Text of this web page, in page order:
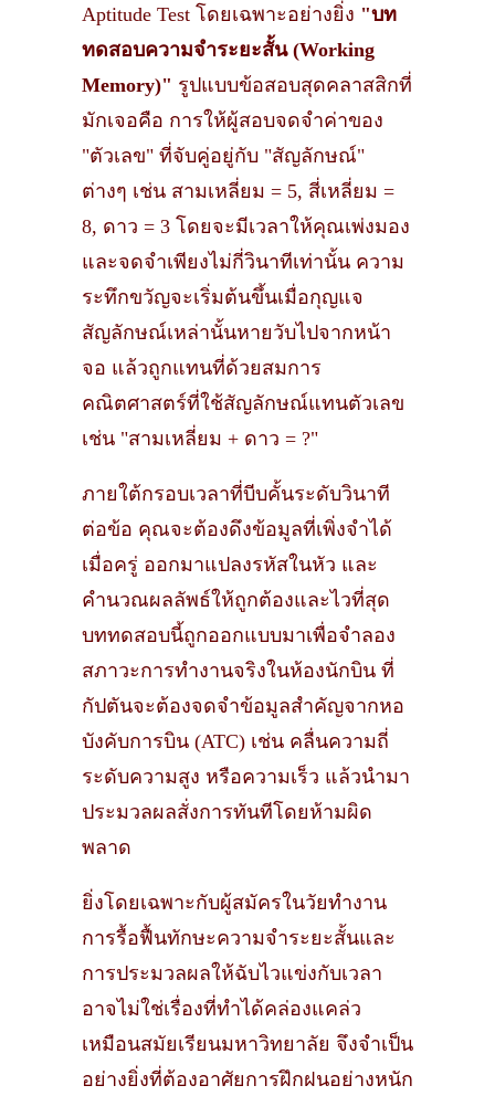
Aptitude Test โดยเฉพาะอย่างยิ่ง "บท
ทดสอบความจำระยะสั้น (Working
Memory)" รูปแบบข้อสอบสุดคลาสสิกที่
มักเจอคือ การให้ผู้สอบจดจำค่าของ
"ตัวเลข" ที่จับคู่อยู่กับ "สัญลักษณ์"
ต่างๆ เช่น สามเหลี่ยม = 5, สี่เหลี่ยม =
8, ดาว = 3 โดยจะมีเวลาให้คุณเพ่งมอง
และจดจำเพียงไม่กี่วินาทีเท่านั้น ความ
ระทึกขวัญจะเริ่มต้นขึ้นเมื่อกุญแจ
สัญลักษณ์เหล่านั้นหายวับไปจากหน้า
จอ แล้วถูกแทนที่ด้วยสมการ
คณิตศาสตร์ที่ใช้สัญลักษณ์แทนตัวเลข
เช่น "สามเหลี่ยม + ดาว = ?"
ภายใต้กรอบเวลาที่บีบคั้นระดับวินาที
ต่อข้อ คุณจะต้องดึงข้อมูลที่เพิ่งจำได้
เมื่อครู่ ออกมาแปลงรหัสในหัว และ
คำนวณผลลัพธ์ให้ถูกต้องและไวที่สุด
บททดสอบนี้ถูกออกแบบมาเพื่อจำลอง
สภาวะการทำงานจริงในห้องนักบิน ที่
กัปตันจะต้องจดจำข้อมูลสำคัญจากหอ
บังคับการบิน (ATC) เช่น คลื่นความถี่
ระดับความสูง หรือความเร็ว แล้วนำมา
ประมวลผลสั่งการทันทีโดยห้ามผิด
พลาด
ยิ่งโดยเฉพาะกับผู้สมัครในวัยทำงาน
การรื้อฟื้นทักษะความจำระยะสั้นและ
การประมวลผลให้ฉับไวแข่งกับเวลา
อาจไม่ใช่เรื่องที่ทำได้คล่องแคล่ว
เหมือนสมัยเรียนมหาวิทยาลัย จึงจำเป็น
อย่างยิ่งที่ต้องอาศัยการฝึกฝนอย่างหนัก